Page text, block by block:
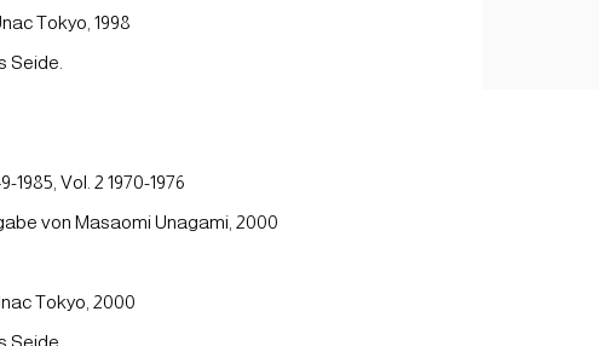
Tokyo, 1998
Seide.
Vol. 2 1970-1976
von Masaomi Unagami, 2000
Tokyo, 2000
Seide.